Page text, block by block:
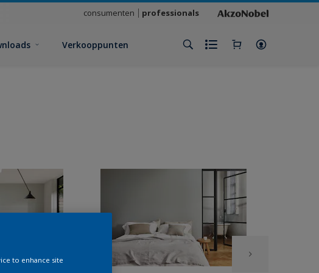
consumenten professionals
Verkooppunten
to enhance site